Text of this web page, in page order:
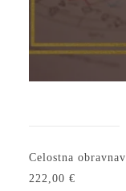
Celostna
222,00 €